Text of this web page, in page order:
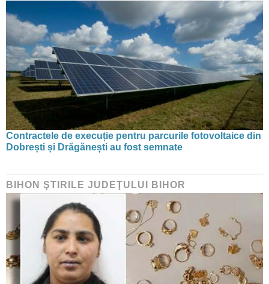
Contractele de execuție pentru parcurile fotovoltaice din
Dobrești și Drăgănești au fost semnate
BIHON ŞTIRILE JUDEŢULUI BIHOR